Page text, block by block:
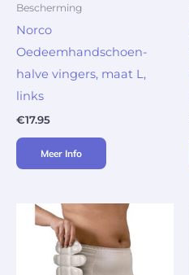
Bescherming
Norco
Oedeemhandschoen-
halve vingers, maat L,
links
€17.95
Meer Info